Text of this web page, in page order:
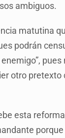
ambiguos.
matutina
podrán
otro pretexto
esta